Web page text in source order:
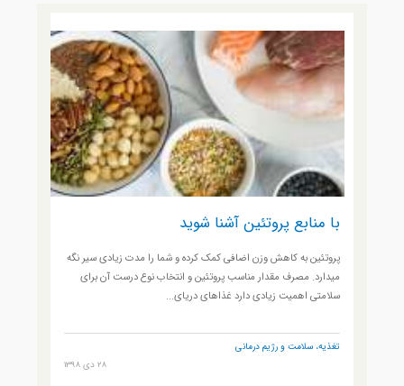
با منابع پروتئین آشنا شوید
پروتئین به کاهش وزن اضافی کمک کرده و شما را مدت زیادی سیر نگه
میدارد. مصرف مقدار مناسب پروتئین و انتخاب نوع درست آن برای
سلامتی اهمیت زیادی دارد غذاهای دریای...
تغذیه، سلامت و رژیم درمانی
28 دی 1398